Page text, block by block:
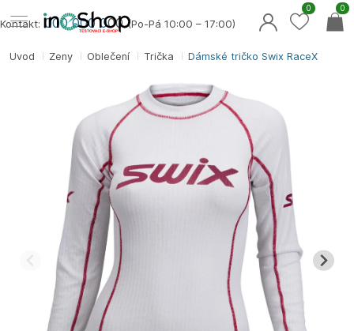
Úvod Ženy Oblečení Trička Dámské tričko Swix RaceX
Kontakt: 000 000 000(Po-Pá 10:00 – 17:00)
0
0